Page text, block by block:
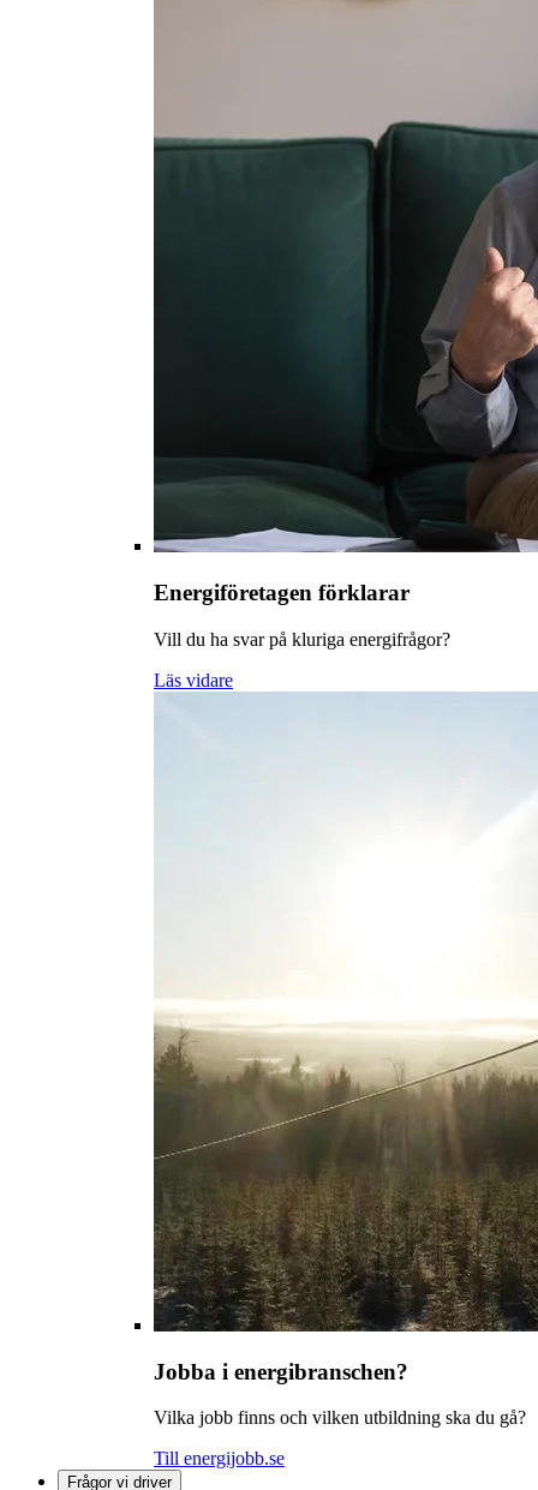
Energiföretagen förklarar
Vill du ha svar på kluriga energifrågor?
Läs vidare
Jobba i energibranschen?
Vilka jobb finns och vilken utbildning ska du gå?
Till energijobb.se
Frågor vi driver